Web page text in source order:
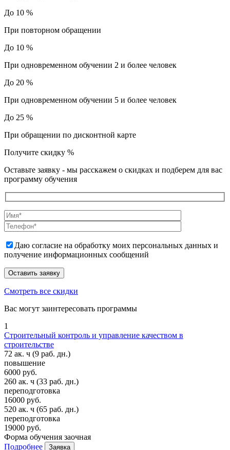
До 10 %
При повторном обращении
До 10 %
При одновременном обучении 2 и более человек
До 20 %
При одновременном обучении 5 и более человек
До 25 %
При обращении по дисконтной карте
Получите скидку %
Оставьте заявку - мы расскажем о скидках и подберем для вас
программу обучения
Даю согласие на обработку моих персональных данных и
получение информационных сообщений
Смотреть все скидки
Вас могут заинтересовать программы
1
Строительный контроль и управление качеством в
строительстве
72 ак. ч (9 раб. дн.)
повышение
6000 руб.
260 ак. ч (33 раб. дн.)
переподготовка
16000 руб.
520 ак. ч (65 раб. дн.)
переподготовка
19000 руб.
Форма обучения заочная
Подробнее
Заявка